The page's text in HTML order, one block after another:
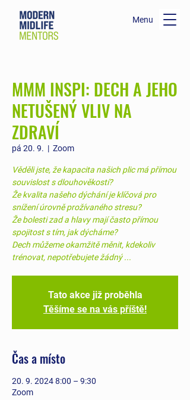
Menu
MMM INSPI: DECH A JEHO
NETUŠENÝ VLIV NA
ZDRAVÍ
pá 20. 9.
  |
Zoom
Věděli jste, že kapacita našich plic má přímou
souvislost s dlouhověkostí?
Že kvalita našeho dýchání je klíčová pro
snížení úrovně prožívaného stresu?
Že bolesti zad a hlavy mají často přímou
spojitost s tím, jak dýcháme?
Dech můžeme okamžitě měnit, kdekoliv
trénovat, nepotřebujete žádný ...
Tato akce již proběhla
Těšíme se na vás příště!
Čas a místo
20. 9. 2024 8:00 – 9:30
Zoom